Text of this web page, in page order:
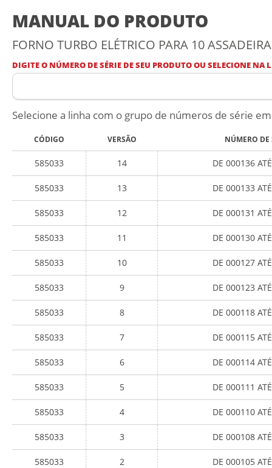
MANUAL DO PRODUTO
FORNO TURBO ELÉTRICO PARA 10
DIGITE O NÚMERO DE SÉRIE DE SEU PRODUTO OU SELECIONE NA
Selecione a linha com o grupo de números de série
CÓDIGO VERSÃO NÚMERO DE
585033 14 DE 000136
585033 13 DE 000133
585033 12 DE 000131
585033 11 DE 000130
585033 10 DE 000127
585033 9 DE 000123
585033 8 DE 000118
585033 7 DE 000115
585033 6 DE 000114
585033 5 DE 000111
585033 4 DE 000110
585033 3 DE 000108
585033 2 DE 000105